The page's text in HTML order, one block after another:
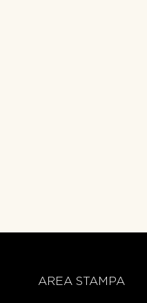
AREA STAMPA